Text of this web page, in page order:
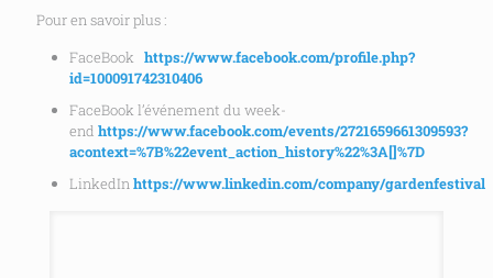
Pour en savoir plus :
FaceBook https://www.facebook.com/profile.php?
id=100091742310406
FaceBook l’événement du week-
end https://www.facebook.com/events/2721659661309593?
acontext=%7B%22event_action_history%22%3A[]%7D
LinkedInhttps://www.linkedin.com/company/gardenfestival